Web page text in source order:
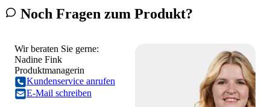
Noch Fragen zum Produkt?
Wir beraten Sie gerne:
Nadine Fink
Produktmanagerin
Kundenservice anrufen
E-Mail schreiben